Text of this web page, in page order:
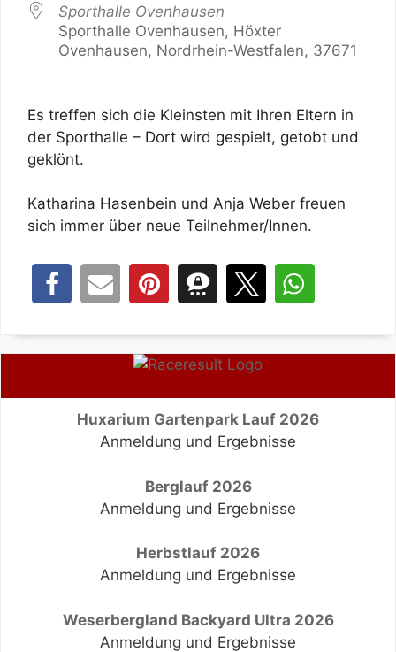
Sporthalle Ovenhausen
Sporthalle Ovenhausen, Höxter
Ovenhausen, Nordrhein-Westfalen, 37671
Es treffen sich die Kleinsten mit Ihren Eltern in
der Sporthalle – Dort wird gespielt, getobt und
geklönt.
Katharina Hasenbein und Anja Weber freuen
sich immer über neue Teilnehmer/Innen.
Huxarium Gartenpark Lauf 2026
Anmeldung und Ergebnisse
Berglauf 2026
Anmeldung und Ergebnisse
Herbstlauf 2026
Anmeldung und Ergebnisse
Weserbergland Backyard Ultra 2026
Anmeldung und Ergebnisse